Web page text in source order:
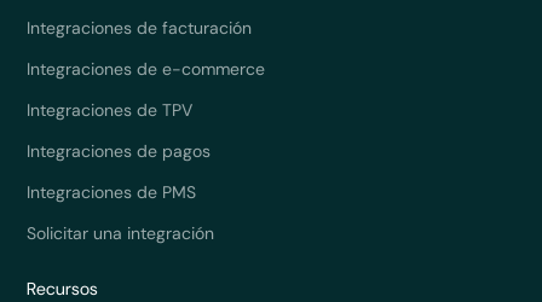
Integraciones de facturación
Integraciones de e-commerce
Integraciones de TPV
Integraciones de pagos
Integraciones de PMS
Solicitar una integración
Recursos